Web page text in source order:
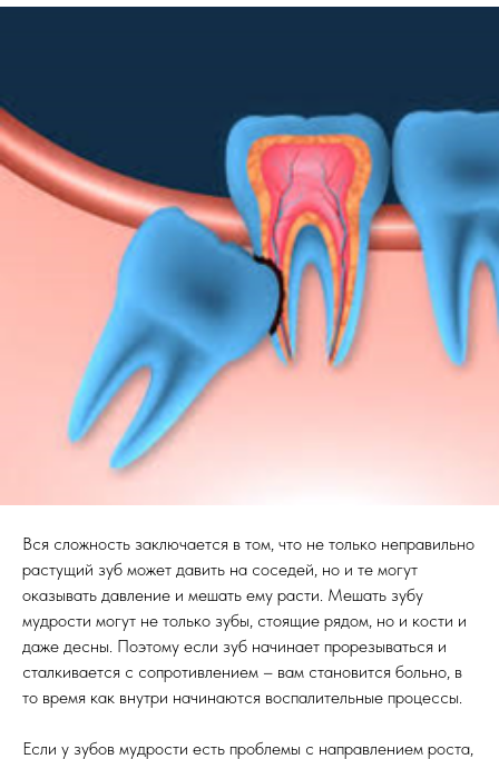
Вся сложность заключается в том, что не только неправильно
растущий зуб может давить на соседей, но и те могут
оказывать давление и мешать ему расти. Мешать зубу
мудрости могут не только зубы, стоящие рядом, но и кости и
даже десны. Поэтому если зуб начинает прорезываться и
сталкивается с сопротивлением – вам становится больно, в
то время как внутри начинаются воспалительные процессы.
Если у зубов мудрости есть проблемы с направлением роста,